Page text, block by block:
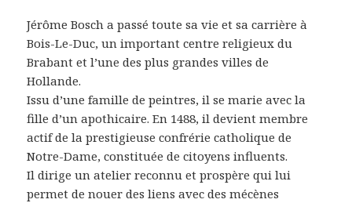
Jérôme Bosch a passé toute sa vie et sa carrière à
Bois-Le-Duc, un important centre religieux du
Brabant et l’une des plus grandes villes de
Hollande.
Issu d’une famille de peintres, il se marie avec la
fille d’un apothicaire. En 1488, il devient membre
actif de la prestigieuse confrérie catholique de
Notre-Dame, constituée de citoyens influents.
Il dirige un atelier reconnu et prospère qui lui
permet de nouer des liens avec des mécènes